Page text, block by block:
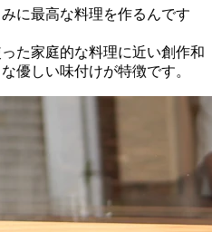
に最高な料理を作るんです
た家庭的な料理に近い創作和
優しい味付けが特徴です。